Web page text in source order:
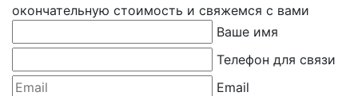
окончательную стоимость и свяжемся с вами
Ваше имя
Телефон для связи
Email